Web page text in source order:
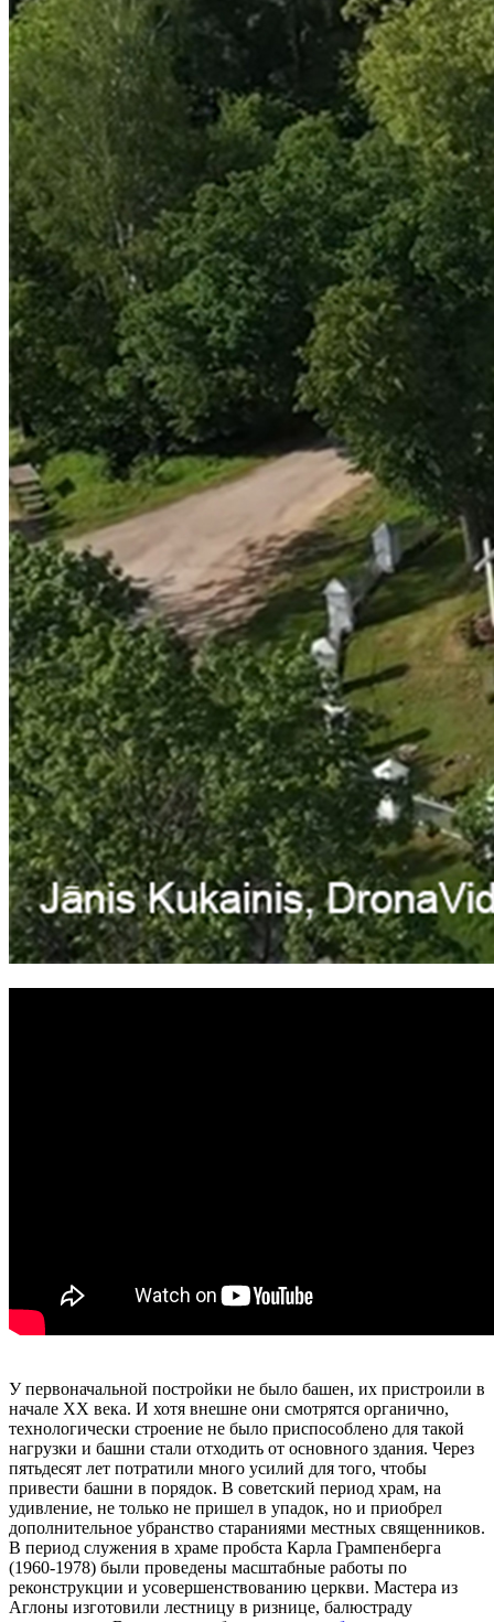
У первоначальной постройки не было башен, их пристроили в
начале XX века. И хотя внешне они смотрятся органично,
технологически строение не было приспособлено для такой
нагрузки и башни стали отходить от основного здания. Через
пятьдесят лет потратили много усилий для того, чтобы
привести башни в порядок. В советский период храм, на
удивление, не только не пришел в упадок, но и приобрел
дополнительное убранство стараниями местных священников.
В период служения в храме пробста Карла Грампенберга
(1960-1978) были проведены масштабные работы по
реконструкции и усовершенствованию церкви. Мастера из
Аглоны изготовили лестницу в ризнице, балюстраду